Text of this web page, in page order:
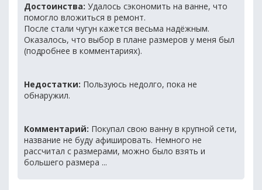
Достоинства: Удалось сэкономить на ванне, что
помогло вложиться в ремонт.
После стали чугун кажется весьма надёжным.
Оказалось, что выбор в плане размеров у меня был
(подробнее в комментариях).
Недостатки: Пользуюсь недолго, пока не
обнаружил.
Комментарий: Покупал свою ванну в крупной сети,
название не буду афишировать. Немного не
рассчитал с размерами, можно было взять и
большего размера ...